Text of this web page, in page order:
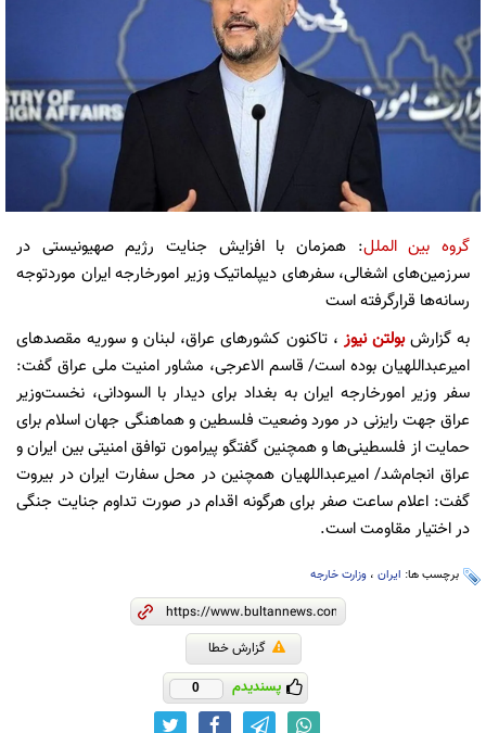
گروه بین الملل: همزمان با افزایش جنایت رژیم صهیونیستی در
سرزمین‌های اشغالی، سفرهای دیپلماتیک وزیر امورخارجه ایران موردتوجه
رسانه‌ها قرارگرفته است
به گزارشبولتن نیوز ، تاکنون کشورهای عراق، لبنان و سوریه مقصدهای
امیرعبداللهیان بوده است/ قاسم الاعرجی، مشاور امنیت ملی عراق گفت:
سفر وزیر امورخارجه ایران به بغداد برای دیدار با السودانی، نخست‌وزیر
عراق جهت رایزنی در مورد وضعیت فلسطین و هماهنگی جهان اسلام برای
حمایت از فلسطینی‌ها و همچنین گفتگو پیرامون توافق امنیتی بین ایران و
عراق انجام‌شد/ امیرعبداللهیان همچنین در محل سفارت ایران در بیروت
گفت: اعلام ساعت صفر برای هرگونه اقدام در صورت تداوم جنایت جنگی
در اختیار مقاومت است.
برچسب ها: ایران ، وزارت خارجه
گزارش خطا
پسندیدم 0